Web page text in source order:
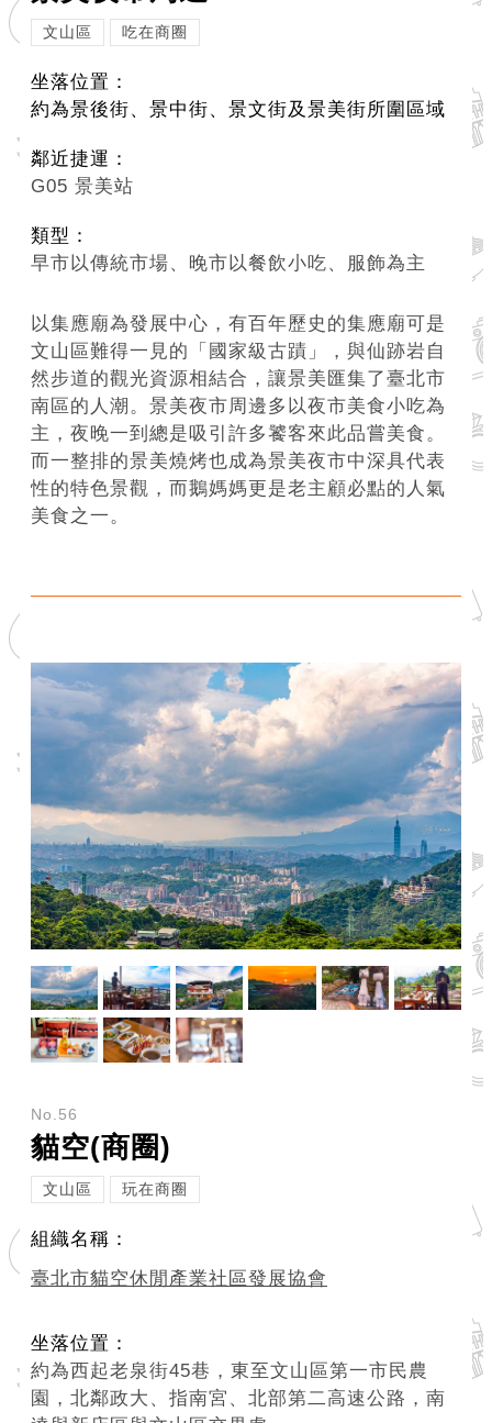
理
業
發
與
商
圈
廊
帶
介
紹
專
網
站
覽
回
首
頁
ENGLISH
常
見
問
雙
語
詞
彙
北
陳
情
文山區 吃在商圈
坐落位置：
約為景後街、景中街、景文街及景美街所圍區域
鄰近捷運：
G05 景美站
類型：
早市以傳統市場、晚市以餐飲小吃、服飾為主
以集應廟為發展中心，有百年歷史的集應廟可是
文山區難得一見的「國家級古蹟」，與仙跡岩自
然步道的觀光資源相結合，讓景美匯集了臺北市
南區的人潮。景美夜市周邊多以夜市美食小吃為
主，夜晚一到總是吸引許多饕客來此品嘗美食。
而一整排的景美燒烤也成為景美夜市中深具代表
性的特色景觀，而鵝媽媽更是老主顧必點的人氣
美食之一。
No.56
貓空(商圈)
文山區 玩在商圈
組織名稱：
臺北市貓空休閒產業社區發展協會
坐落位置：
約為西起老泉街45巷，東至文山區第一市民農
園，北鄰政大、指南宮、北部第二高速公路，南